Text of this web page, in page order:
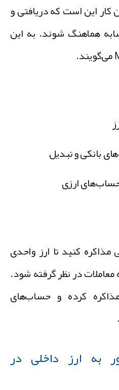
این است که دریافتی و
هماهنگ شوند. به این
و تبدیل
ارزی
کنید تا ارز واحدی
در نظر گرفته شود.
کرده و حساب‌های
ارز داخلی در